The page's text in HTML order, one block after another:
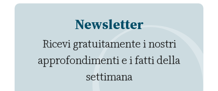
Newsletter
Ricevi gratuitamente i nostri
approfondimenti e i fatti della
settimana